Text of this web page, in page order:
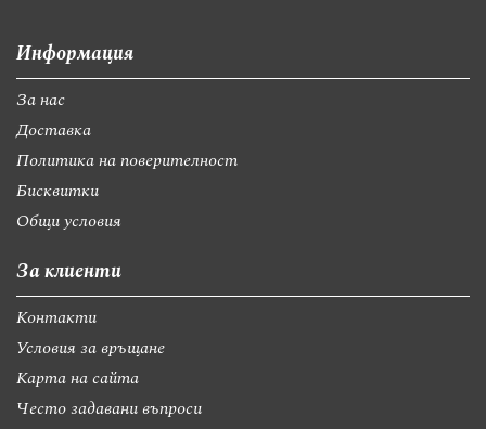
Информация
За нас
Доставка
Политика на поверителност
Бисквитки
Общи условия
За клиенти
Контакти
Условия за връщане
Карта на сайта
Често задавани въпроси